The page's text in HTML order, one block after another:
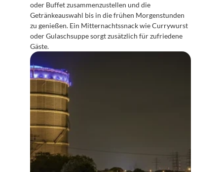
oder Buffet zusammenzustellen und die
Getränkeauswahl bis in die frühen Morgenstunden
zu genießen. Ein Mitternachtssnack wie Currywurst
oder Gulaschsuppe sorgt zusätzlich für zufriedene
Gäste.